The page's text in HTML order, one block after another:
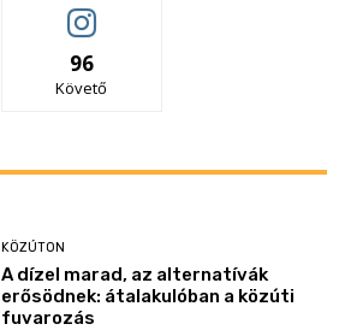
96
Követő
KÖZÚTON
A dízel marad, az alternatívák
erősödnek: átalakulóban a közúti
fuvarozás